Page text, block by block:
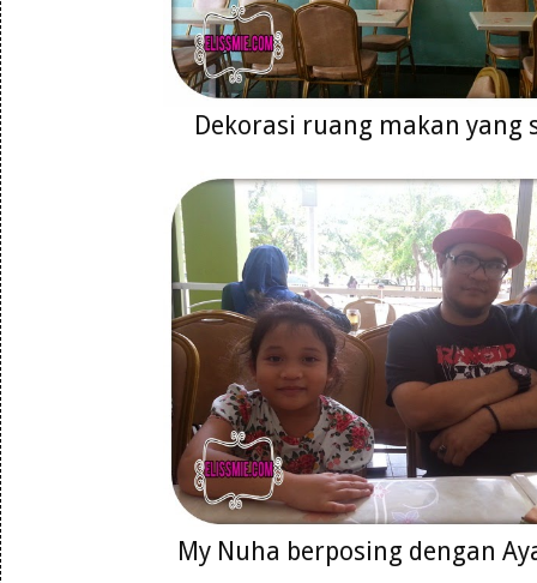
Dekorasi ruang makan yang
My Nuha berposing dengan